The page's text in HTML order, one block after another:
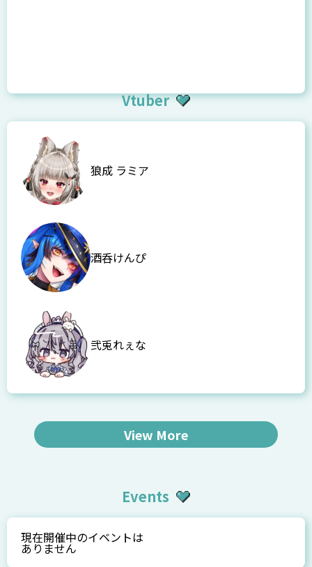
Vtuber
狼成 ラミア
酒呑けんぴ
弐兎れぇな
View More
Events
現在開催中のイベントは
ありません